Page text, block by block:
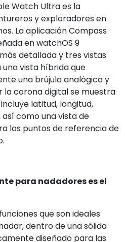
Watch Ultra es la
y exploradores en
La aplicación Compass
en watchOS 9
detallada y tres vistas
vista híbrida que
una brújula analógica y
la corona digital se muestra
latitud, longitud,
como una vista de
los puntos de referencia de
para nadadores es el
que son ideales
dentro de una sólida
diseñado para las